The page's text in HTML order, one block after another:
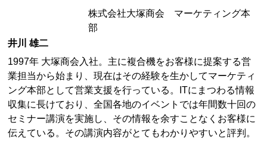
株式会社大塚商会 マーケティング本
部
井川 雄二
1997年 大塚商会入社。主に複合機をお客様に提案する営
業担当から始まり、現在はその経験を生かしてマーケティ
ング本部として営業支援を行っている。ITにまつわる情報
収集に長けており、全国各地のイベントでは年間数十回の
セミナー講演を実施し、その情報を余すことなくお客様に
伝えている。その講演内容がとてもわかりやすいと評判。